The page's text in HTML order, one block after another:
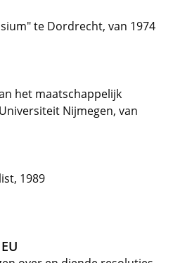
te Dordrecht, van 1974
het maatschappelijk
Nijmegen, van
1989